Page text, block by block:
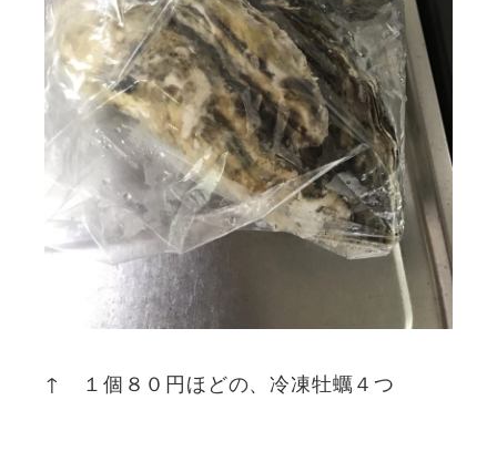
↑ １個８０円ほどの、冷凍牡蠣４つ